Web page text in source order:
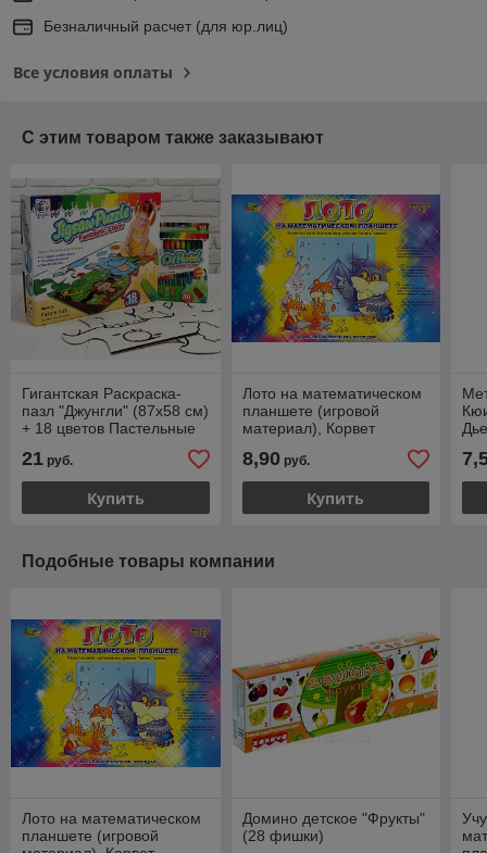
Безналичный расчет (для юр.лиц)
Все условия оплаты
С этим товаром также заказывают
Гигантская Раскраска-
пазл "Джунгли" (87х58 см)
+ 18 цветов Пастельные
21 руб.
Купить
Лото на математическом
планшете (игровой
материал), Корвет
8,90руб.
Купить
Подобные товары компании
Лото на математическом
планшете (игровой
Домино детское "Фрукты"
(28 фишки)